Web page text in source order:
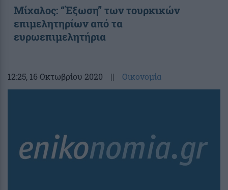
Μίχαλος: “Έξωση” των τουρκικών
επιμελητηρίων από τα
ευρωεπιμελητήρια
12:25, 16 Οκτωβρίου 2020 || Οικονομία